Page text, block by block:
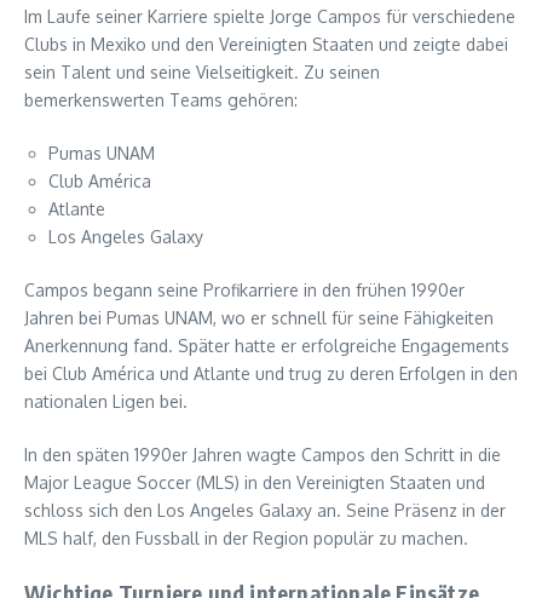
Im Laufe seiner Karriere spielte Jorge Campos für verschiedene
Clubs in Mexiko und den Vereinigten Staaten und zeigte dabei
sein Talent und seine Vielseitigkeit. Zu seinen
bemerkenswerten Teams gehören:
Pumas UNAM
Club América
Atlante
Los Angeles Galaxy
Campos begann seine Profikarriere in den frühen 1990er
Jahren bei Pumas UNAM, wo er schnell für seine Fähigkeiten
Anerkennung fand. Später hatte er erfolgreiche Engagements
bei Club América und Atlante und trug zu deren Erfolgen in den
nationalen Ligen bei.
In den späten 1990er Jahren wagte Campos den Schritt in die
Major League Soccer (MLS) in den Vereinigten Staaten und
schloss sich den Los Angeles Galaxy an. Seine Präsenz in der
MLS half, den Fussball in der Region populär zu machen.
Wichtige Turniere und internationale Einsätze